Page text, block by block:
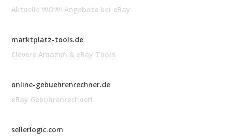
Aktuelle WOW! Angebote bei eBay.
marktplatz-tools.de
Clevere Amazon & eBay Tools
online-gebuehrenrechner.de
eBay Gebührenrechner!
sellerlogic.com